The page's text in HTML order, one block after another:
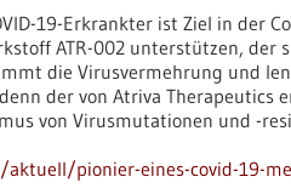
19-Erkrankter ist Ziel in der
ATR-002 unterstützen, der
die Virusvermehrung und
der von Atriva Therapeutics
von Virusmutationen und -
pionier-eines-covid-19-